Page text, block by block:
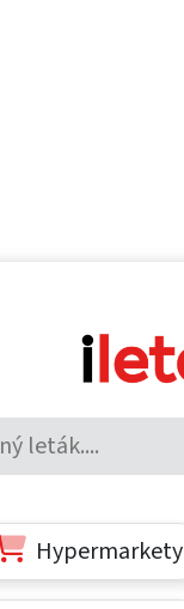
Hypermarkety